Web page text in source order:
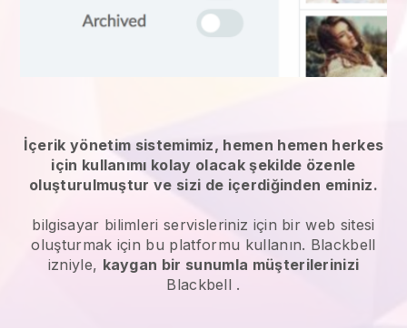
İçerik yönetim sistemimiz, hemen hemen herkes
için kullanımı kolay olacak şekilde özenle
oluşturulmuştur ve sizi de içerdiğinden eminiz.
bilgisayar bilimleri servisleriniz için bir web sitesi
oluşturmak için bu platformu kullanın. Blackbell
izniyle, kaygan bir sunumla müşterilerinizi
Blackbell .